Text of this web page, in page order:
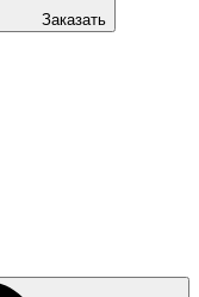
Заказать